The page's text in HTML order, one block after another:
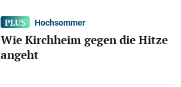
Hochsommer
Wie Kirchheim gegen die Hitze
angeht